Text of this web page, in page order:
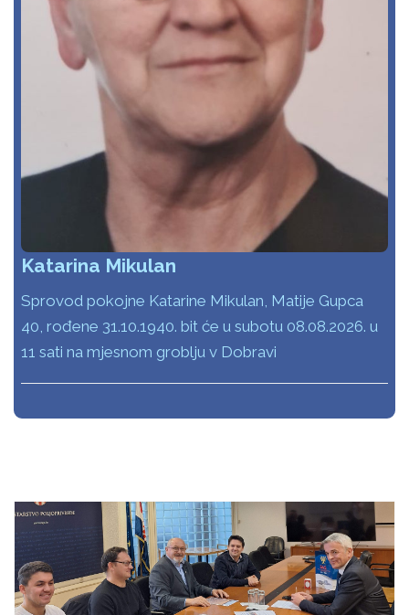
Katarina Mikulan
Sprovod pokojne Katarine Mikulan, Matije Gupca
40, rođene 31.10.1940. bit će u subotu 08.08.2026. u
11 sati na mjesnom groblju v Dobravi